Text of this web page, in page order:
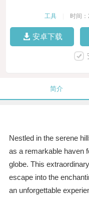
工具 时间
安卓下载
简介
Nestled in the serene
as a remarkable haven
globe. This
escape into the
an unforgettable